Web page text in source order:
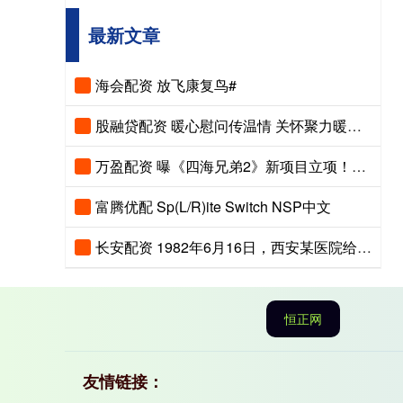
最新文章
海会配资 放飞康复鸟#
股融贷配资 暖心慰问传温情 关怀聚力暖人心——市、县总工会先后走访慰问困难职工和劳模
万盈配资 曝《四海兄弟2》新项目立项！重制补删减还是新作续传奇？
富腾优配 Sp(L/R)ite Switch NSP中文
长安配资 1982年6月16日，西安某医院给一位四十多岁男人做遗体解剖。医生发
恒正网
友情链接：